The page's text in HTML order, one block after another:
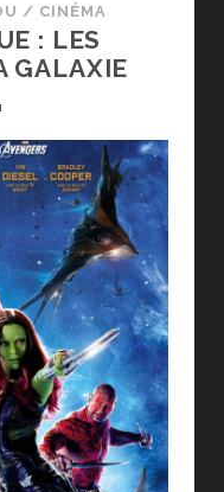
/ CINÉMA
: LES
GALAXIE